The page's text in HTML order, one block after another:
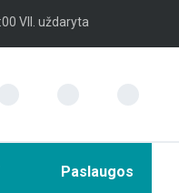
VII. uždaryta
Paslaugos